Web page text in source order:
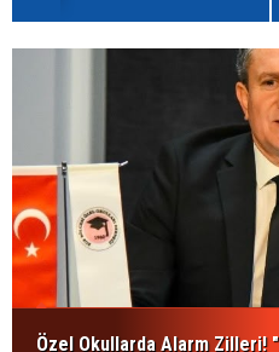
Özel Okullarda Alarm Zilleri!